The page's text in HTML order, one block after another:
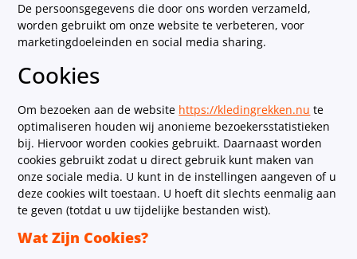
De persoonsgegevens die door ons worden verzameld,
worden gebruikt om onze website te verbeteren, voor
marketingdoeleinden en social media sharing.
Cookies
Om bezoeken aan de website https://kledingrekken.nu te
optimaliseren houden wij anonieme bezoekersstatistieken
bij. Hiervoor worden cookies gebruikt. Daarnaast worden
cookies gebruikt zodat u direct gebruik kunt maken van
onze sociale media. U kunt in de instellingen aangeven of u
deze cookies wilt toestaan. U hoeft dit slechts eenmalig aan
te geven (totdat u uw tijdelijke bestanden wist).
Wat Zijn Cookies?